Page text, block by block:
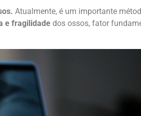
Atualmente, é um importante
e fragilidade dos ossos, fator